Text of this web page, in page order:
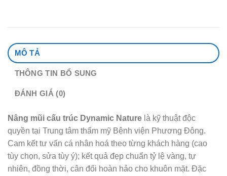
MÔ TẢ
THÔNG TIN BỔ SUNG
ĐÁNH GIÁ (0)
Nâng mũi cấu trúc Dynamic Nature là kỹ thuật độc
quyền tại Trung tâm thẩm mỹ Bệnh viện Phương Đông.
Cam kết tư vấn cá nhân hoá theo từng khách hàng (cao
tùy chọn, sửa tùy ý); kết quả đẹp chuẩn tỷ lệ vàng, tự
nhiên, đồng thời, cân đối hoàn hảo cho khuôn mặt. Đặc